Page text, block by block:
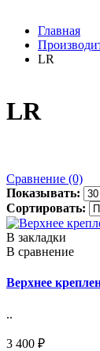
Главная
LR
LR
Сравнение (0)
Показывать:
Сортировать:
В закладки
В сравнение
Верхнее
..
3 400 ₽